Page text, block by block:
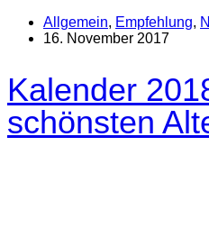
Allgemein, Empfehlung,
16. November 2017
Kalender
schönsten